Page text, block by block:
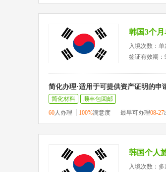
韩国3个
入境次数：单
签证有效期：
简化办理·适用于可提供资产证明的申
简化材料
顺丰包回邮
60人办理 100%满意度 最早可办理08-27
韩国个人
入境次数：多